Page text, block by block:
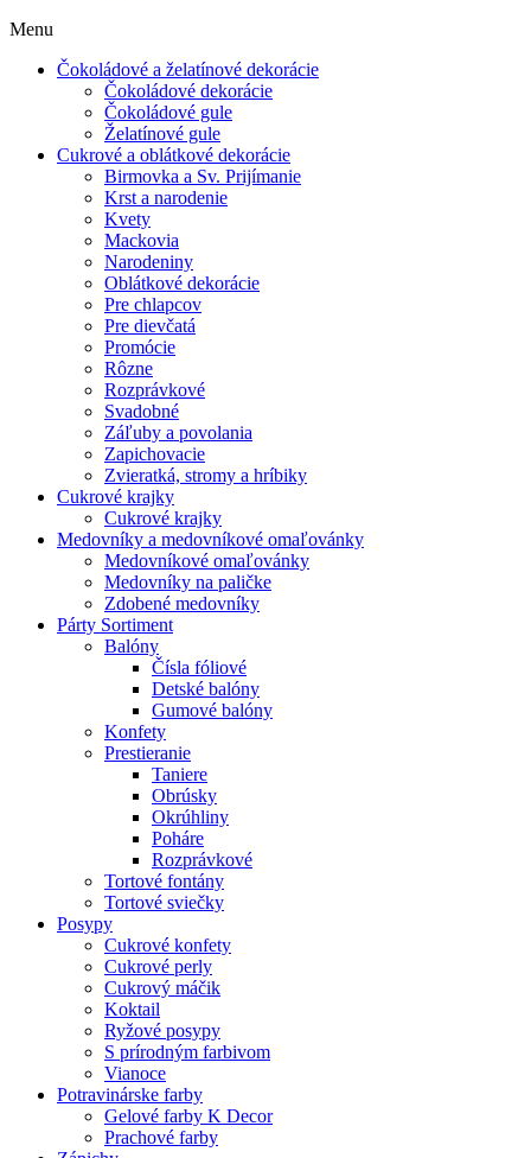
Menu
Čokoládové a želatínové dekorácie
Čokoládové dekorácie
Čokoládové gule
Želatínové gule
Cukrové a oblátkové dekorácie
Birmovka a Sv. Prijímanie
Krst a narodenie
Kvety
Mackovia
Narodeniny
Oblátkové dekorácie
Pre chlapcov
Pre dievčatá
Promócie
Rôzne
Rozprávkové
Svadobné
Záľuby a povolania
Zapichovacie
Zvieratká, stromy a hríbiky
Cukrové krajky
Cukrové krajky
Medovníky a medovníkové omaľovánky
Medovníkové omaľovánky
Medovníky na paličke
Zdobené medovníky
Párty Sortiment
Balóny
Čísla fóliové
Detské balóny
Gumové balóny
Konfety
Prestieranie
Taniere
Obrúsky
Okrúhliny
Poháre
Rozprávkové
Tortové fontány
Tortové sviečky
Posypy
Cukrové konfety
Cukrové perly
Cukrový máčik
Koktail
Ryžové posypy
S prírodným farbivom
Vianoce
Potravinárske farby
Gelové farby K Decor
Prachové farby